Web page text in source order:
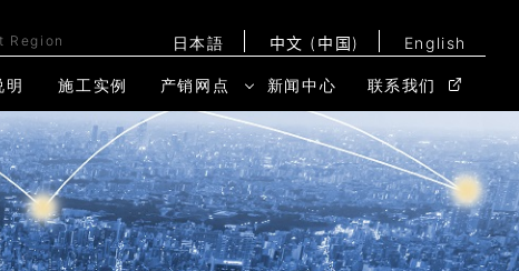
Region 日本語 中文 (中国) English
明 施工实例 产销网点 新闻中心 联系我们